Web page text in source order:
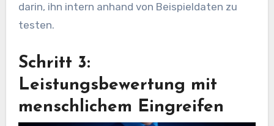
darin, ihn intern anhand von Beispieldaten zu
testen.
Schritt 3:
Leistungsbewertung mit
menschlichem Eingreifen